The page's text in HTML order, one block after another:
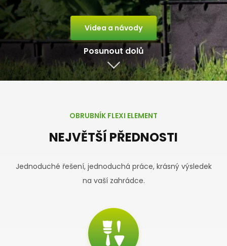
Videa a návody
Posunout dolů
OBRUBNÍK FLEXI ELEMENT
NEJVĚTŠÍ PŘEDNOSTI
Jednoduché řešení, jednoduchá práce, krásný výsledek
na vaší zahrádce.